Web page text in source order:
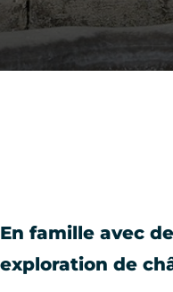
En famille avec
exploration de